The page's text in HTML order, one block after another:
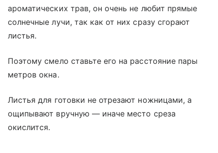
ароматических трав, он очень не любит прямые
солнечные лучи, так как от них сразу сгорают
листья.
Поэтому смело ставьте его на расстояние пары
метров окна.
Листья для готовки не отрезают ножницами, а
ощипывают вручную — иначе место среза
окислится.